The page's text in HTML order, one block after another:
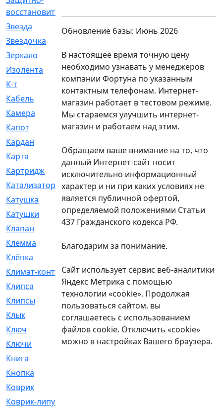
восстановительный
Звезда
[1]
Звездочка
Зеркало
[369]
Изолента
[1]
К-т
[13]
Кабель
[50]
Камера
[4]
Капот
[144]
Кардан
Карта
[2]
Картридж
[250]
Катализатор
[1]
Катушка
[2]
Катушки
[291]
Клапан
[375]
Клемма
[5]
Клёпка
Климат-контроль
[3]
Клипса
[21]
Клипсы
Клык
[4]
Ключ
[2]
Ключи
[3]
Книга
Кнопка
Коврик
Коврик-липучка
Обновление базы: Июнь 2026
В настоящее время точную цену
необходимо узнавать у менеджеров
компании Фортуна по указанным
контактным телефонам. Интернет-
магазин работает в тестовом режиме.
Мы стараемся улучшить интернет-
магазин и работаем над этим.
Обращаем ваше внимание на то, что
данный Интернет-сайт носит
исключительно информационный
характер и ни при каких условиях не
является публичной офертой,
определяемой положениями Статьи
437 Гражданского кодекса РФ.
Благодарим за понимание.
Сайт использует сервис веб-аналитики
Яндекс Метрика с помощью
технологии «cookie». Продолжая
пользоваться сайтом, вы
соглашаетесь с использованием
файлов cookie. Отключить «cookie»
можно в настройках Вашего браузера.